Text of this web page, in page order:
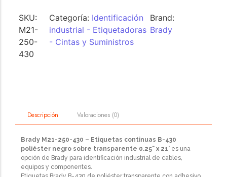
SKU:
M21-
250-
430
Categoría: Identificación
industrial - Etiquetadoras
- Cintas y Suministros
Brand:
Brady
Descripción Valoraciones (0)
Brady M21-250-430 – Etiquetas continuas B-430
poliéster negro sobre transparente 0.25" x 21' es una
opción de Brady para identificación industrial de cables,
equipos y componentes.